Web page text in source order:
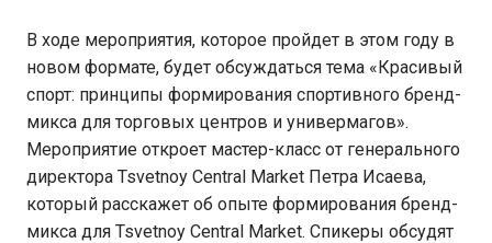
В ходе мероприятия, которое пройдет в этом году в
новом формате, будет обсуждаться тема «Красивый
спорт: принципы формирования спортивного бренд-
микса для торговых центров и универмагов».
Мероприятие откроет мастер-класс от генерального
директора Tsvetnoy Central Market Петра Исаева,
который расскажет об опыте формирования бренд-
микса для Tsvetnoy Central Market. Спикеры обсудят